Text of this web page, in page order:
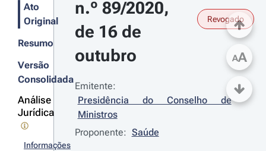
Ato
Original
Resumo
Versão
Consolidada
Análise
Jurídica
Informações
n.º 89/2020,
de 16 de
outubro
Revogado
Emitente:
Presidência do Conselho de
Ministros
Proponente: Saúde
AA